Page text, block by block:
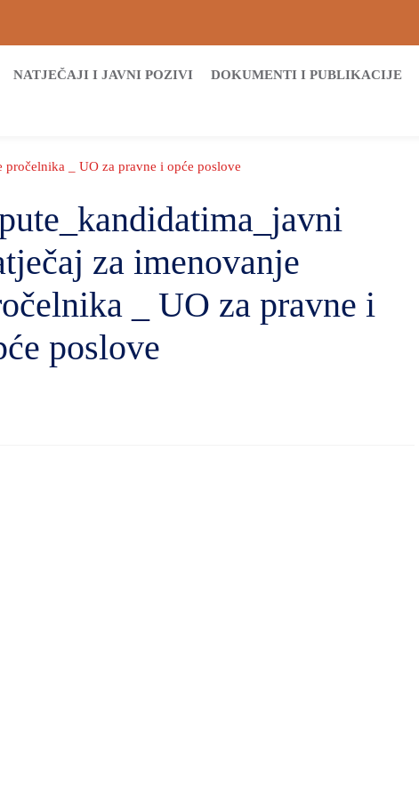
NATJEČAJI I JAVNI POZIVI DOKUMENTI I PUBLIKACIJE
_ UO za pravne i opće poslove
za imenovanje
_ UO za pravne i
poslove